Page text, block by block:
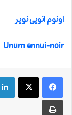
اونوم انویی نویر
Unum ennui-noir
چاپ